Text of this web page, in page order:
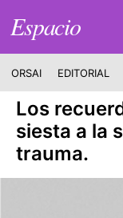
Espacio
ORSAI EDITORIAL
Los
siesta a la
trauma.